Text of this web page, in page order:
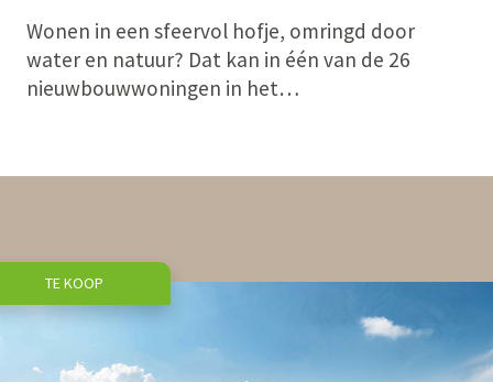
Wonen in een sfeervol hofje, omringd door
water en natuur? Dat kan in één van de 26
nieuwbouwwoningen in het…
TE KOOP